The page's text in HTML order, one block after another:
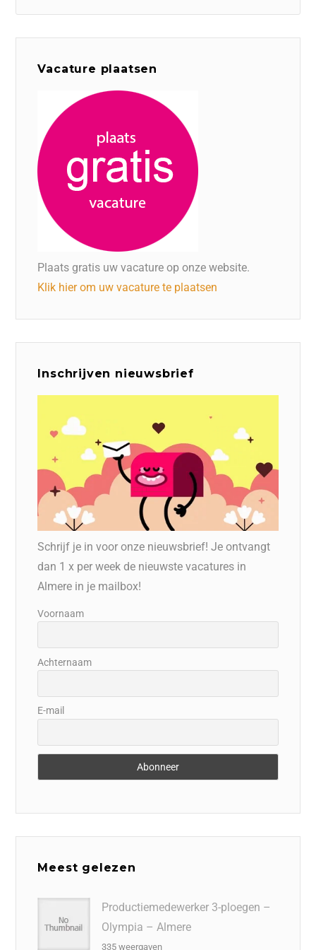
Vacature plaatsen
Plaats gratis uw vacature op onze website.
Klik hier om uw vacature te plaatsen
Inschrijven nieuwsbrief
Schrijf je in voor onze nieuwsbrief! Je ontvangt
dan 1 x per week de nieuwste vacatures in
Almere in je mailbox!
Voornaam
Achternaam
E-mail
Meest gelezen
Productiemedewerker 3-ploegen –
Olympia – Almere
335 weergaven